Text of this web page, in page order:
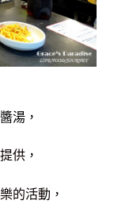
湯，
供，
的活動，